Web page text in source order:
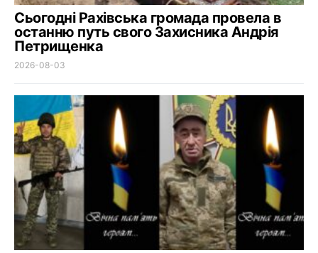
Сьогодні Рахівська громада провела в
останню путь свого Захисника Андрія
Петрищенка
2026-08-03